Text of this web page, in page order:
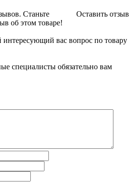
Оставить отзыв
Станьте
об этом товаре!
вас вопрос по товару
специалисты обязательно вам